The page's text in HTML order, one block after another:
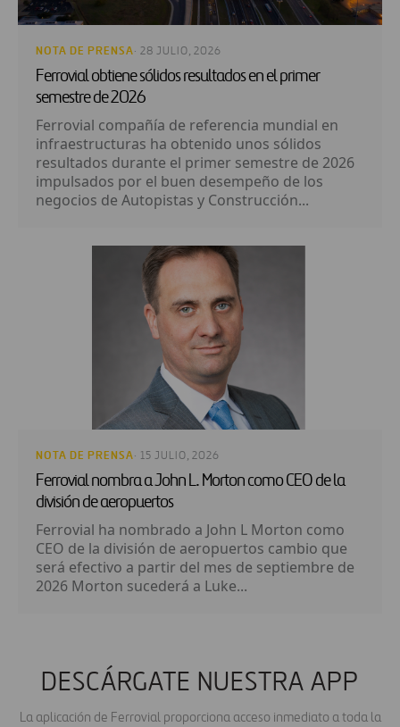
NOTA DE PRENSA· 28 JULIO, 2026
Ferrovial obtiene sólidos resultados en el primer
semestre de 2026
Ferrovial compañía de referencia mundial en
infraestructuras ha obtenido unos sólidos
resultados durante el primer semestre de 2026
impulsados por el buen desempeño de los
negocios de Autopistas y Construcción...
NOTA DE PRENSA· 15 JULIO, 2026
Ferrovial nombra a John L. Morton como CEO de la
división de aeropuertos
Ferrovial ha nombrado a John L Morton como
CEO de la división de aeropuertos cambio que
será efectivo a partir del mes de septiembre de
2026 Morton sucederá a Luke...
DESCÁRGATE NUESTRA APP
La aplicación de Ferrovial proporciona acceso inmediato a toda la